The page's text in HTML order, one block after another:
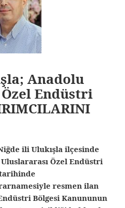
Anadolu
Endüstri
ili Ulukışla ilçesinde
Özel Endüstri
tarihinde
resmen ilan
Bölgesi Kanununun